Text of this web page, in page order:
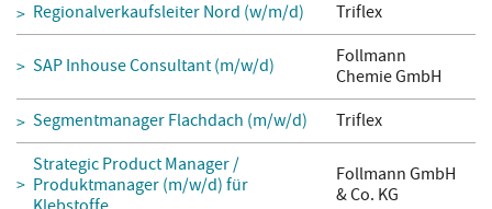
Regionalverkaufsleiter Nord (w/m/d) Triflex
SAP Inhouse Consultant (m/w/d)
Follmann
Chemie GmbH
Segmentmanager Flachdach (m/w/d)
Triflex
Strategic Product Manager /
Produktmanager (m/w/d) für
Follmann GmbH
& Co. KG